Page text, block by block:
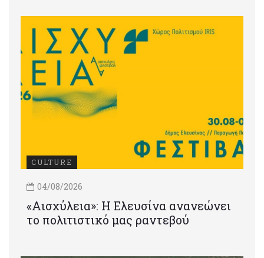
CULTURE
04/08/2026
«Αισχύλεια»: Η Ελευσίνα ανανεώνει
το πολιτιστικό μας ραντεβού